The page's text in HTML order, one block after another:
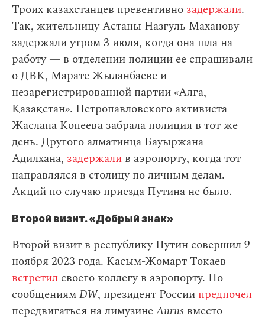
Троих казахстанцев превентивно задержали.
Так, жительницу Астаны Назгуль Маханову
задержали утром 3 июля, когда она шла на
работу — в отделении полиции ее спрашивали
оДВК, Марате Жыланбаеве и
незарегистрированной партии «Алға,
Қазақстан». Петропавловского активиста
Жаслана Копеева забрала полиция в тот же
день. Другого алматинца Бауыржана
Адилхана, задержали в аэропорту, когда тот
направлялся в столицу по личным делам.
Акций по случаю приезда Путина не было.
Второй визит. «Добрый знак»
Второй визит в республику Путин совершил 9
ноября 2023 года. Касым-Жомарт Токаев
встретил своего коллегу в аэропорту. По
сообщениямDW, президент России предпочел
передвигаться на лимузинеAurus вместо